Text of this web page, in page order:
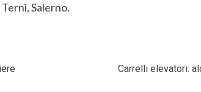
Salerno.
Carrelli elevatori: